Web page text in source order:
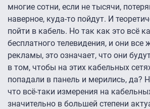
многие сотни, если не тысячи,
наверное, куда-то пойдут. И
пойти в кабель. Но так как это всё
бесплатного телевидения, и они все
рекламы, это означает, что они
в том, чтобы на этих кабельных
попадали в панель и мерились, да?
что всё-таки измерения на
значительно в большей степени